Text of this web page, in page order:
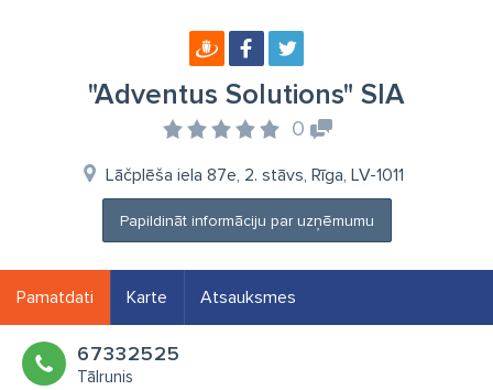
"Adventus Solutions" SIA
0
Lāčplēša iela 87e, 2. stāvs, Rīga, LV-1011
Papildināt informāciju par uzņēmumu
Pamatdati Karte Atsauksmes
67332525
Tālrunis